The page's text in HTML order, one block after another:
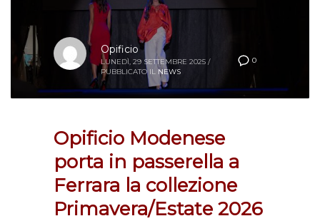
0
Opificio
LUNEDÌ, 29 SETTEMBRE 2025 /
PUBBLICATO IL NEWS
Opificio Modenese
porta in passerella a
Ferrara la collezione
Primavera/Estate 2026